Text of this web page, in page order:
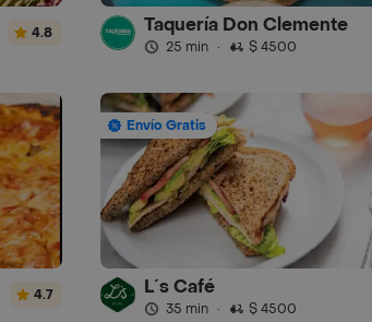
4.8 Taquería Don Clemente
25 min · $ 4500
4.7
Envío Gratis
L´s Café
35 min · $ 4500